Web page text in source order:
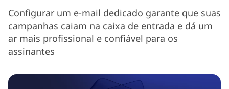
Configurar um e-mail dedicado garante que suas
campanhas caiam na caixa de entrada e dá um
ar mais profissional e confiável para os
assinantes